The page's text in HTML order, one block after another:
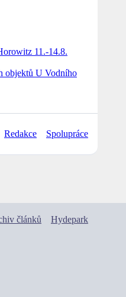
11.-14.8.
objektů U Vodního
Redakce Spolupráce
článků Hydepark